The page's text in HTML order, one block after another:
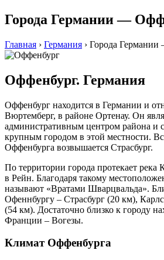
Города Германии —
Главная › Германия › Города
Оффенбург. Германия
Оффенбург находится в Германии и
Вюртемберг, в районе Ортенау. Он
административным центром района и
крупным городом в этой местности.
Оффенбурга возвышается Страсбург.
По территории города протекает река
в Рейн. Благодаря такому
называют «Вратами Шварцвальда».
Офеннбургу – Страсбург (20 км),
(54 км). Достаточно близко к городу
Франции – Вогезы.
Климат Оффенбурга